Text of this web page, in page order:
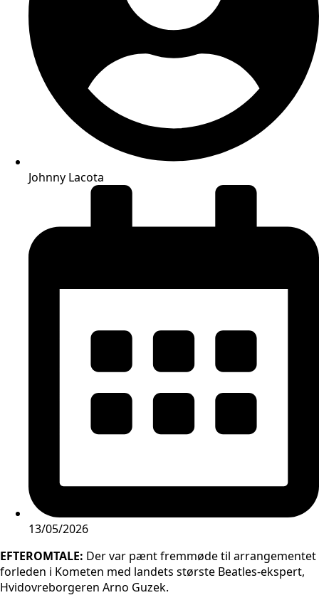
Johnny Lacota
13/05/2026
EFTEROMTALE: Der var pænt fremmøde til arrangementet
forleden i Kometen med landets største Beatles-ekspert,
Hvidovreborgeren Arno Guzek.